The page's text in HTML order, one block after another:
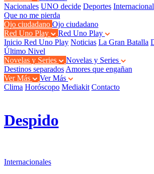
Nacionales UNO decide Deportes Internacional
Que no me pierda
Ojo ciudadano Ojo ciudadano
Red Uno Play
Red Uno Play
Inicio Red Uno Play Noticias La Gran Batalla
Último Nivel
Novelas y Series
Novelas y Series
Destinos separados Amores que engañan
Ver Más
Ver Más
Clima Horóscopo Mediakit Contacto
Despido
Internacionales